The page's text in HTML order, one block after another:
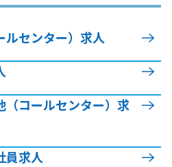
ルセンター）求人
（コールセンター）求
員求人